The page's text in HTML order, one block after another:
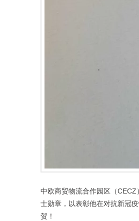
中欧商贸物流合作园区（
士勋章，以表彰他在对抗新冠
贺！